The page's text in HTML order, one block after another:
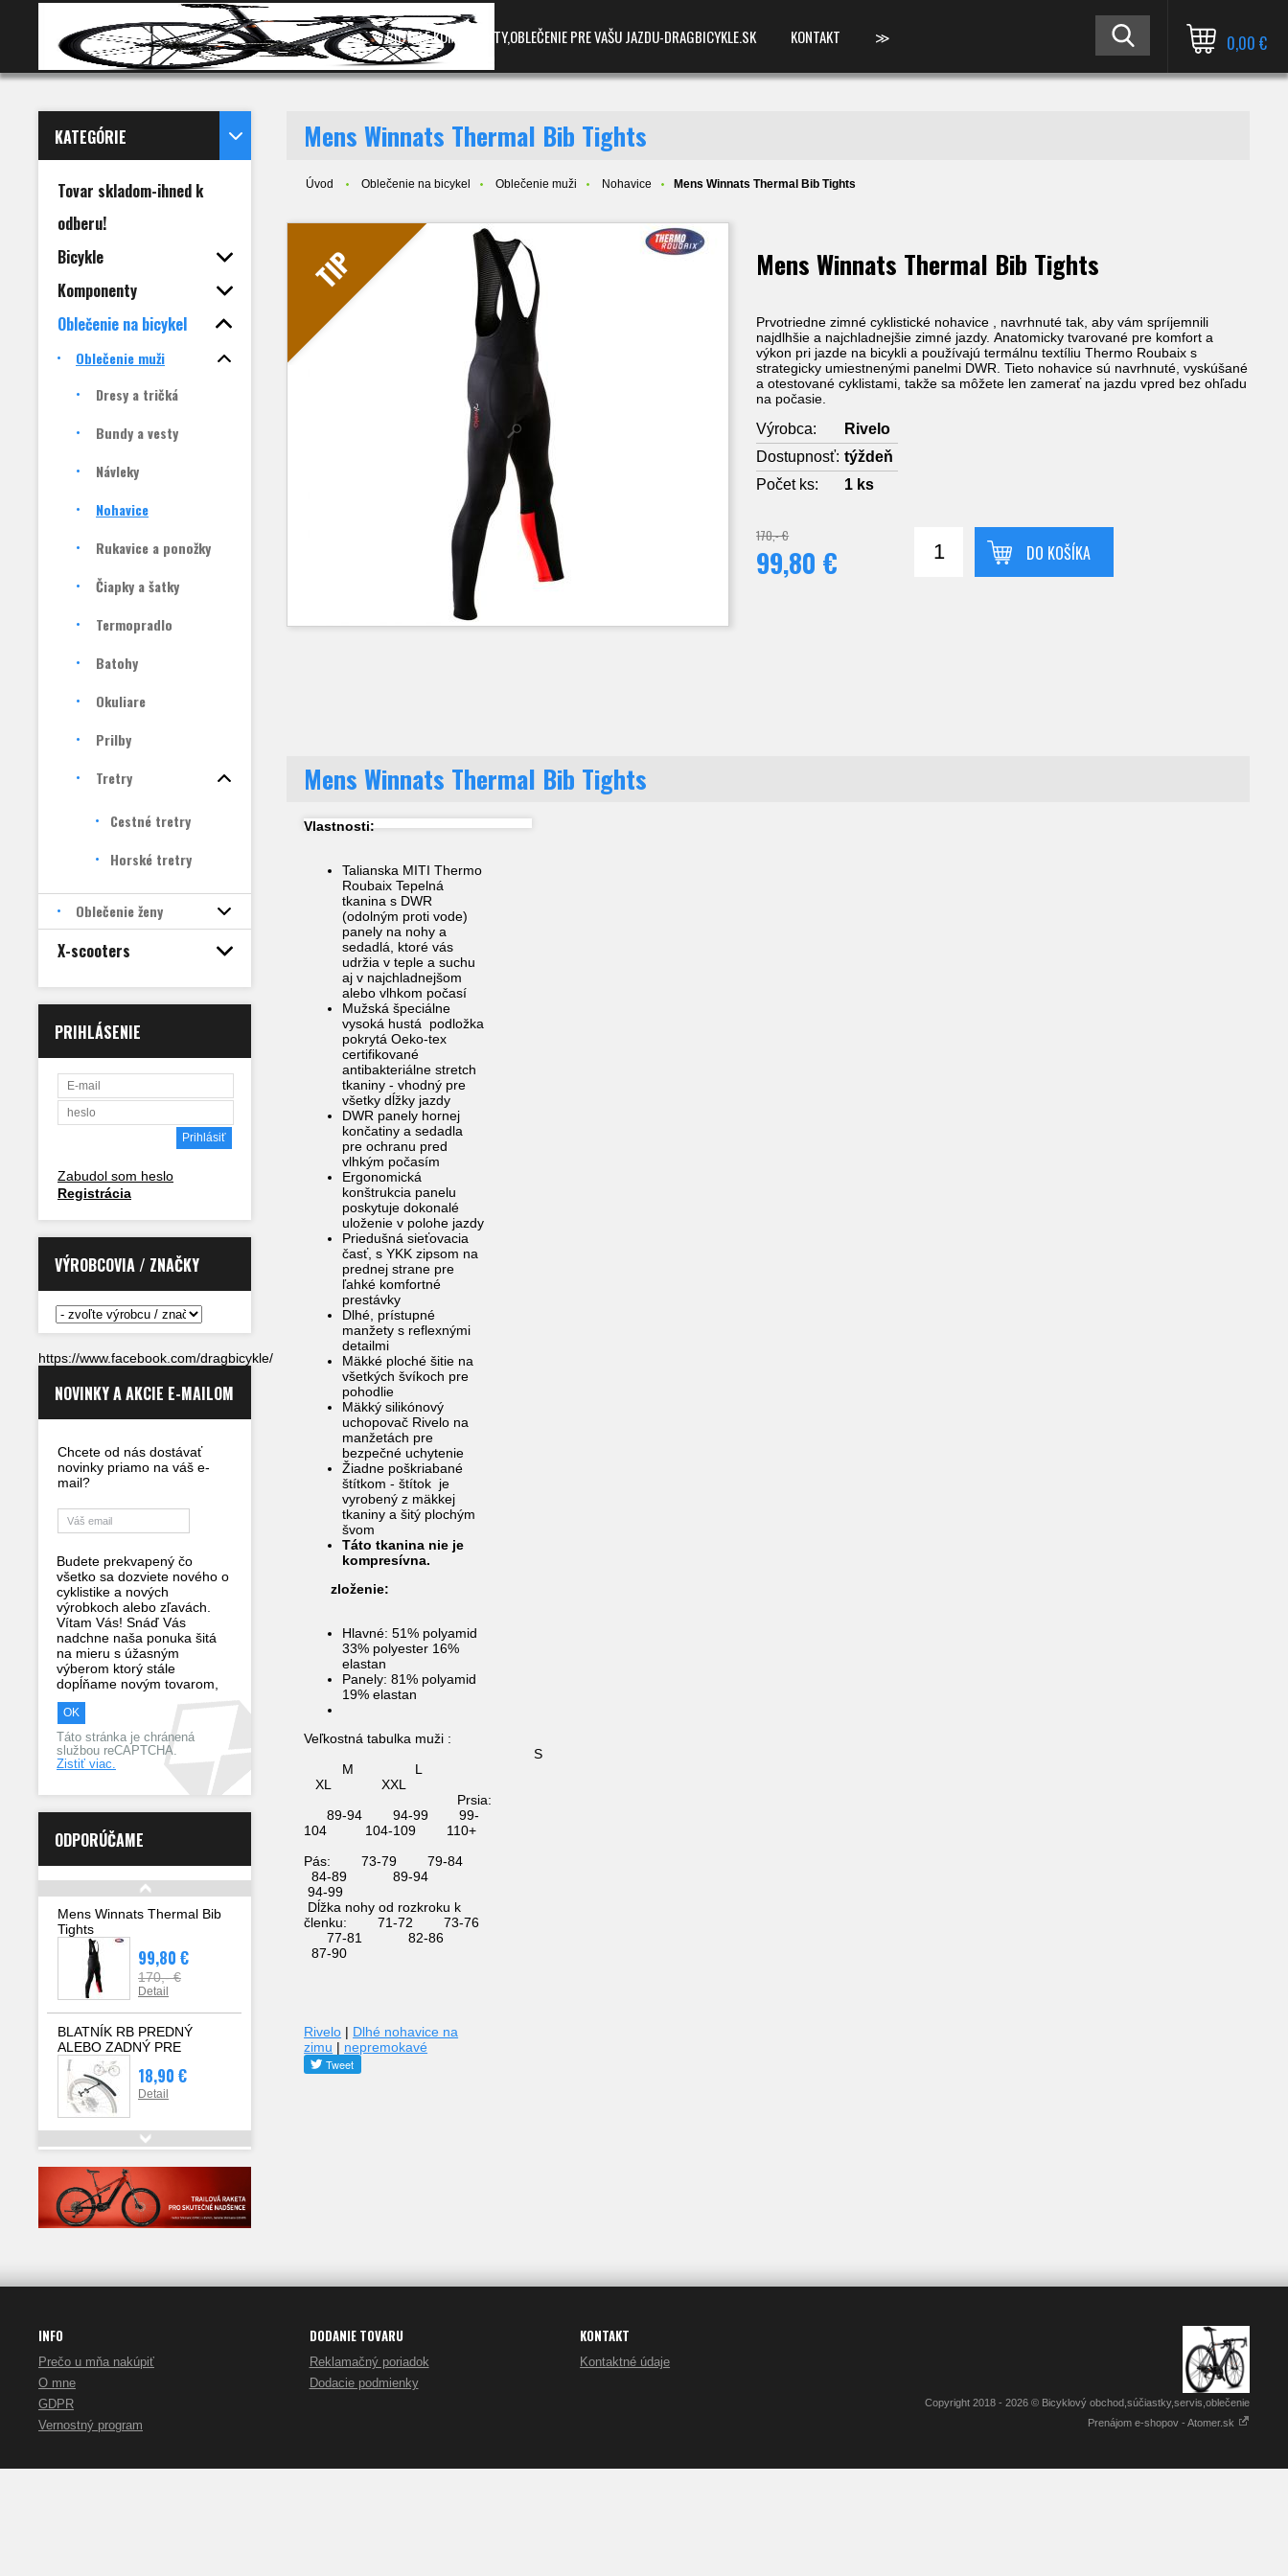
BICYKLE,KOMPONENTY,OBLEČENIE PRE VAŠU JAZDU-DRAGBICYKLE.SK KONTAKT ≫ 0,00 €
KATEGÓRIE
Tovar skladom-ihned k
odberu!
Bicykle
Komponenty
Oblečenie na bicykel
Oblečenie muži
Dresy a tričká
Bundy a vesty
Návleky
Nohavice
Rukavice a ponožky
Čiapky a šatky
Termopradlo
Batohy
Okuliare
Prilby
Tretry
Cestné tretry
Horské tretry
Oblečenie ženy
X-scooters
PRIHLÁSENIE
Zabudol som heslo
Registrácia
VÝROBCOVIA / ZNAČKY
https://www.facebook.com/dragbicykle/
NOVINKY A AKCIE E-MAILOM
Chcete od nás dostávať
novinky priamo na váš e-
mail?
Budete prekvapený čo
všetko sa dozviete nového o
cyklistike a nových
výrobkoch alebo zľavách.
Vítam Vás! Snáď Vás
nadchne naša ponuka šitá
na mieru s úžasným
výberom ktorý stále
dopĺňame novým tovarom,
Táto stránka je chránená
službou reCAPTCHA.
Zistiť viac.
ODPORÚČAME
Mens Winnats Thermal Bib
Tights
99,80 €
170,- €
Detail
BLATNÍK RB PREDNÝ
ALEBO ZADNÝ PRE
CESTNÉ BICYKLE
18,90 €
Detail
Ritchey classic bar tape
20,90 €
26,90 €
Detail
Mens Winnats Thermal Bib Tights
Úvod Oblečenie na bicykel Oblečenie muži Nohavice Mens Winnats Thermal Bib Tights
TIP Mens Winnats Thermal Bib Tights
Prvotriedne zimné cyklistické nohavice , navrhnuté tak, aby vám spríjemnili
najdlhšie a najchladnejšie zimné jazdy.Anatomicky tvarované pre komfort a
výkon pri jazde na bicykli a používajú termálnu textíliu Thermo Roubaix s
strategicky umiestnenými panelmi DWR.Tieto nohavice sú navrhnuté, vyskúšané
a otestované cyklistami, takže sa môžete len zamerať na jazdu vpred bez ohľadu
na počasie.
Výrobca:
Rivelo
Dostupnosť: týždeň
Počet ks:
1 ks
170,- €
99,80 € DO KOŠÍKA
Mens Winnats Thermal Bib Tights
Vlastnosti:
Talianska MITI Thermo
Roubaix Tepelná
tkanina s DWR
(odolným proti vode)
panely na nohy a
sedadlá, ktoré vás
udržia v teple a suchu
aj v najchladnejšom
alebo vlhkom počasí
Mužská špeciálne
vysoká hustá podložka
pokrytá Oeko-tex
certifikované
antibakteriálne stretch
tkaniny - vhodný pre
všetky dĺžky jazdy
DWR panely hornej
končatiny a sedadla
pre ochranu pred
vlhkým počasím
Ergonomická
konštrukcia panelu
poskytuje dokonalé
uloženie v polohe jazdy
Priedušná sieťovacia
časť, s YKK zipsom na
prednej strane pre
ľahké komfortné
prestávky
Dlhé, prístupné
manžety s reflexnými
detailmi
Mäkké ploché šitie na
všetkých švíkoch pre
pohodlie
Mäkký silikónový
uchopovač Rivelo na
manžetách pre
bezpečné uchytenie
Žiadne poškriabané
štítkom - štítok je
vyrobený z mäkkej
tkaniny a šitý plochým
švom
Táto tkanina nie je
kompresívna.
zloženie:
Hlavné: 51% polyamid
33% polyester 16%
elastan
Panely: 81% polyamid
19% elastan
Veľkostná tabulka muži :
S
M L
XL XXL
Prsia:
89-94 94-99 99-
104 104-109 110+
Pás: 73-79 79-84
84-89 89-94
94-99
Dĺžka nohy od rozkroku k
členku: 71-72 73-76
77-81 82-86
87-90
Rivelo | Dlhé nohavice na
zimu | nepremokavé
INFO
Prečo u mňa nakúpiť
O mne
GDPR
Vernostný program
DODANIE TOVARU
Reklamačný poriadok
Dodacie podmienky
KONTAKT
Kontaktné údaje
Copyright 2018 - 2026 © Bicyklový obchod,súčiastky,servis,oblečenie
Prenájom e-shopov - Atomer.sk